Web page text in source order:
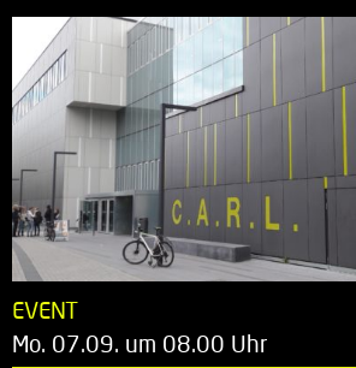
EVENT
Mo. 07.09. um 08.00 Uhr